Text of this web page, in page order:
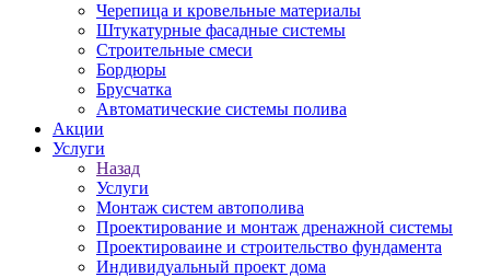
Черепица и кровельные материалы
Штукатурные фасадные системы
Строительные смеси
Бордюры
Брусчатка
Автоматические системы полива
Акции
Услуги
Назад
Услуги
Монтаж систем автополива
Проектирование и монтаж дренажной системы
Проектироваине и строительство фундамента
Индивидуальный проект дома